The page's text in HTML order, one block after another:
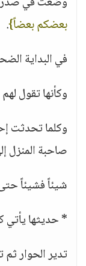
بعضكم بعضاً}.
في البداية
وكأنها تقول
وكلما تحدثت
صاحبة المنزل
شيئاً فشيئاً
* حديثها يأتي
تدير الحوار ثم